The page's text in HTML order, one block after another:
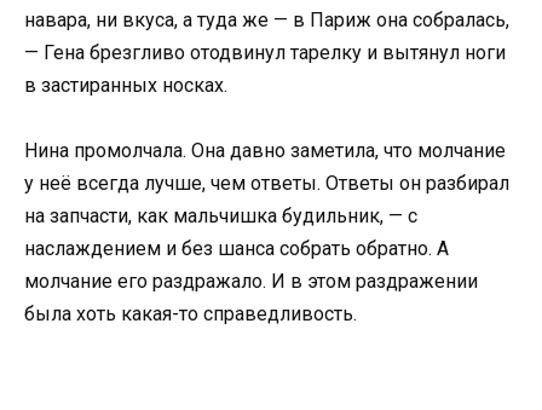
навара, ни вкуса, а туда же — в Париж она собралась,
— Гена брезгливо отодвинул тарелку и вытянул ноги
в застиранных носках.
Нина промолчала. Она давно заметила, что молчание
у неё всегда лучше, чем ответы. Ответы он разбирал
на запчасти, как мальчишка будильник, — с
наслаждением и без шанса собрать обратно. А
молчание его раздражало. И в этом раздражении
была хоть какая-то справедливость.